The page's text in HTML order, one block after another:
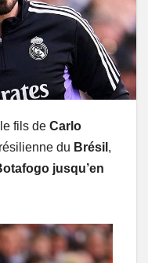
fils de Carlo
du Brésil ,
jusqu’en